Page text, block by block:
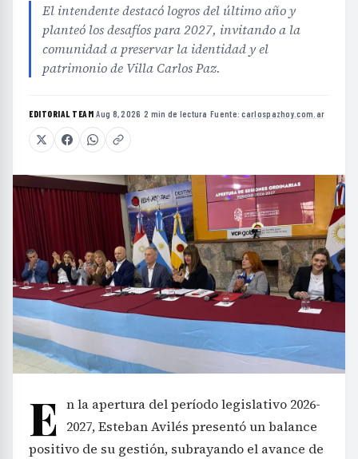
El intendente destacó logros del último año y
planteó los desafíos para 2027, invitando a la
comunidad a preservar la identidad y el
patrimonio de Villa Carlos Paz.
EDITORIAL TEAM·Aug 8, 2026 ·2 min de lectura ·Fuente:carlospazhoy.com.ar
E n la apertura del período legislativo 2026-
2027, Esteban Avilés presentó un balance
positivo de su gestión, subrayando el avance de